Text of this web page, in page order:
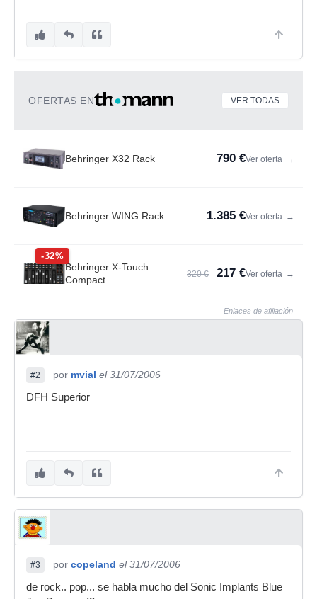
OFERTAS EN VER TODAS
Behringer X32 Rack 790 €Ver oferta →
Behringer WING Rack 1.385 €Ver oferta →
-32%
Behringer X-Touch
Compact
320 € 217 €Ver oferta →
Enlaces de afiliación
#2 por mvial el 31/07/2006
DFH Superior
#3 por copeland el 31/07/2006
de rock.. pop... se habla mucho del Sonic Implants Blue